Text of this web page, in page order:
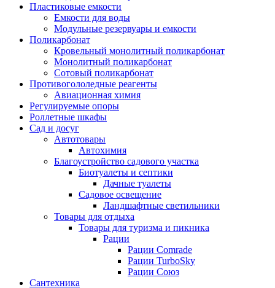
Пластиковые емкости
Емкости для воды
Модульные резервуары и емкости
Поликарбонат
Кровельный монолитный поликарбонат
Монолитный поликарбонат
Сотовый поликарбонат
Противогололедные реагенты
Авиационная химия
Регулируемые опоры
Роллетные шкафы
Сад и досуг
Автотовары
Автохимия
Благоустройство садового участка
Биотуалеты и септики
Дачные туалеты
Садовое освещение
Ландшафтные светильники
Товары для отдыха
Товары для туризма и пикника
Рации
Рации Comrade
Рации TurboSky
Рации Союз
Сантехника